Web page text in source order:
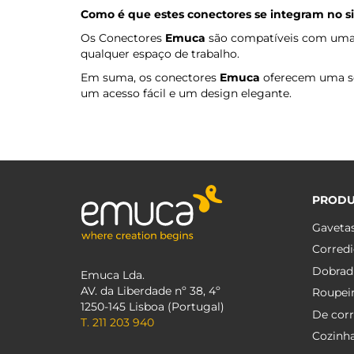
Como é que estes conectores se integram no
Os Conectores Emuca são compatíveis com
qualquer espaço de trabalho.
Em suma, os conectores Emuca oferecem uma
um acesso fácil e um design elegante.
Emuca Lda.
AV. da Liberdade nº 38, 4º
1250-145 Lisboa (Portugal)
T. 211 203 940
De